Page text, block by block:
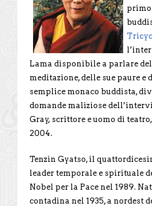
Lama disponibile a parlare
meditazione, delle sue paure e
semplice monaco buddista,
domande maliziose
Gray, scrittore e uomo di
2004.
Tenzin Gyatso, il
leader temporale e spirituale
Nobel per la Pace nel 1989.
contadina nel 1935, a nordest